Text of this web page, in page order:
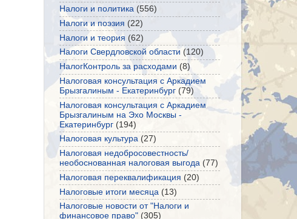
Налоги и политика (556)
Налоги и поэзия (22)
Налоги и теория (62)
Налоги Свердловской области (120)
НалогКонтроль за расходами (8)
Налоговая консультация с Аркадием
Брызгалиным - Екатеринбург (79)
Налоговая консультация с Аркадием
Брызгалиным на Эхо Москвы -
Екатеринбург (194)
Налоговая культура (27)
Налоговая недобросовестность/
необоснованная налоговая выгода (77)
Налоговая переквалификация (20)
Налоговые итоги месяца (13)
Налоговые новости от "Налоги и
финансовое право" (305)